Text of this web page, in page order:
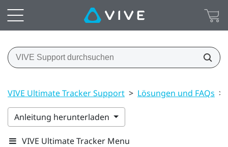
VIVE Ultimate Tracker Support > Lösungen und FAQs >
Anleitung herunterladen
VIVE Ultimate Tracker Menu